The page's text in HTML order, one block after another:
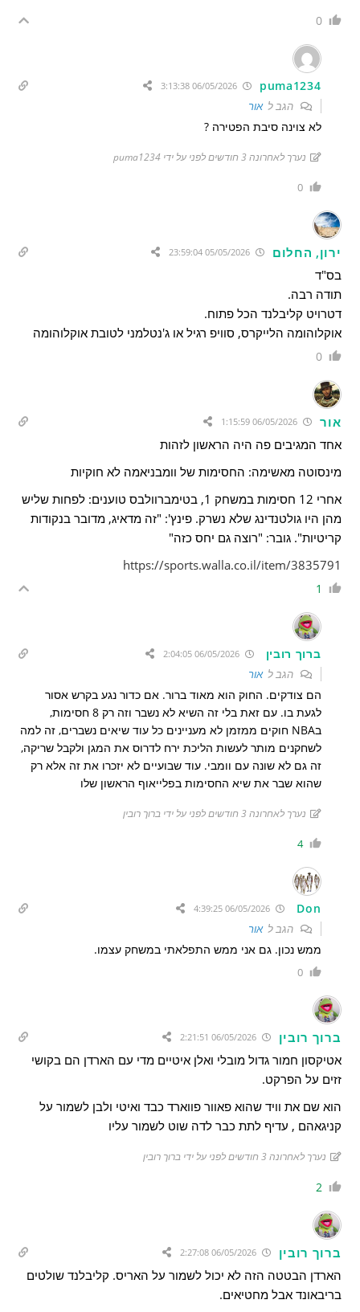
0
puma1234
06/05/2026 3:13:38
הגב לאור
לא צוינה סיבת הפטירה ?
נערך לאחרונה 3 חודשים לפני על ידי puma1234
0
ירון, החלום 05/05/2026 23:59:04
בס"ד
תודה רבה.
דטרויט קליבלנד הכל פתוח.
אוקלוהומה הלייקרס, סוויפ רגיל או ג'נטלמני לטובת אוקלוהומה
0
אור
אחד המגיבים פה היה הראשון לזהות
מינסוטה מאשימה: החסימות של וומבניאמה לא חוקיות
אחרי 12 חסימות במשחק 1, בטימברוולבס טוענים: לפחות שליש
מהן היו גולטנדינג שלא נשרק. פינץ': "זה מדאיג, מדובר בנקודות
קריטיות". גובר: "רוצה גם יחס כזה"
https://sports.walla.co.il/item/3835791
1
ברוך רובין 06/05/2026 2:04:05
הגב לאור
הם צודקים. החוק הוא מאוד ברור. אם כדור נגע בקרש אסור
לגעת בו. עם זאת בלי זה השיא לא נשבר וזה רק 8 חסימות,
בNBA חוקים ממזמן לא מעניינים כל עוד שיאים נשברים, זה למה
לשחקנים מותר לעשות הליכת ירח לדרוס את המגן ולקבל שריקה,
זה גם לא שונה עם וומבי. עוד שבועיים לא יזכרו את זה אלא רק
שהוא שבר את שיא החסימות בפלייאוף הראשון שלו
נערך לאחרונה 3 חודשים לפני על ידי ברוך רובין
4
Don
הגב לאור
ממש נכון. גם אני ממש התפלאתי במשחק עצמו.
0
ברוך רובין 06/05/2026 2:21:51
אטיקסון חמור גדול מובלי ואלן איטיים מדי עם הארדן הם בקושי
זזים על הפרקט.
הוא שם את וויד שהוא פאוור פווארד כבד ואיטי ולבן לשמור על
קניגאהם , עדיף לתת כבר לדה שוט לשמור עליו
נערך לאחרונה 3 חודשים לפני על ידי ברוך רובין
2
ברוך רובין 06/05/2026 2:27:08
הארדן הבטטה הזה לא יכול לשמור על האריס. קליבלנד שולטים
בריבאונד אבל מחטיאים.